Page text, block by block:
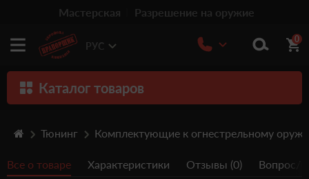
Мастерская Разрешение на оружие
РУС
0
Каталог товаров
Травматическое оружие
Тюнинг Комплектующие к огнестрельному
Все о товаре Характеристики Отзывы (0) Вопрос/